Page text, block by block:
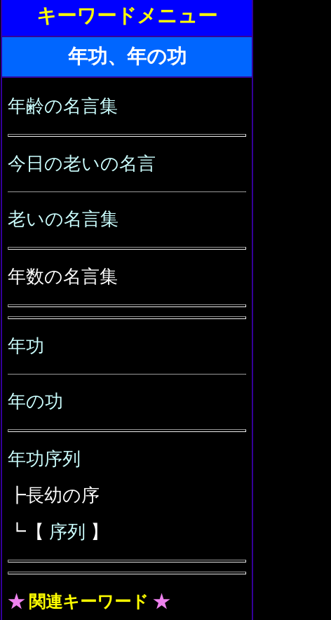
キーワードメニュー
年功、年の功
年齢の名言集
今日の老いの名言
老いの名言集
年数の名言集
年功
年の功
年功序列
┣長幼の序
┗【 序列 】
★ 関連キーワード ★